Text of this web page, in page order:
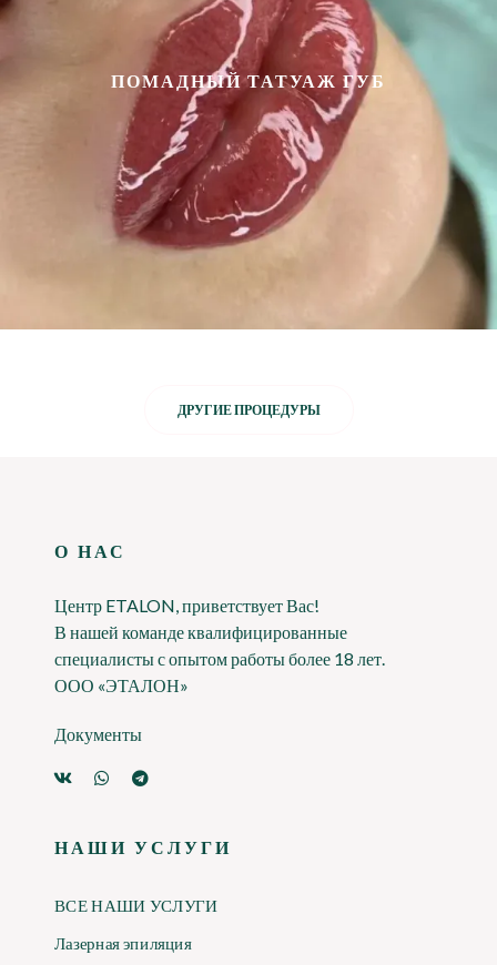
ПОМАДНЫЙ ТАТУАЖ ГУБ
ДРУГИЕ ПРОЦЕДУРЫ
О НАС
Центр ETALON, приветствует Вас!
В нашей команде квалифицированные
специалисты с опытом работы более 18 лет.
ООО «ЭТАЛОН»
Документы
НАШИ УСЛУГИ
ВСЕ НАШИ УСЛУГИ
Лазерная эпиляция